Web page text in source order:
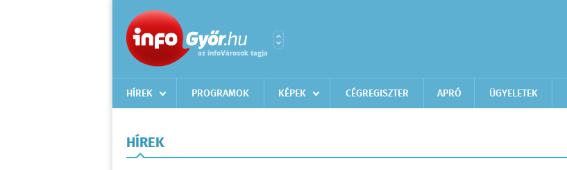
HÍREK PROGRAMOK KÉPEK CÉGREGISZTER APRÓ ÜGYELETEK
HÍREK